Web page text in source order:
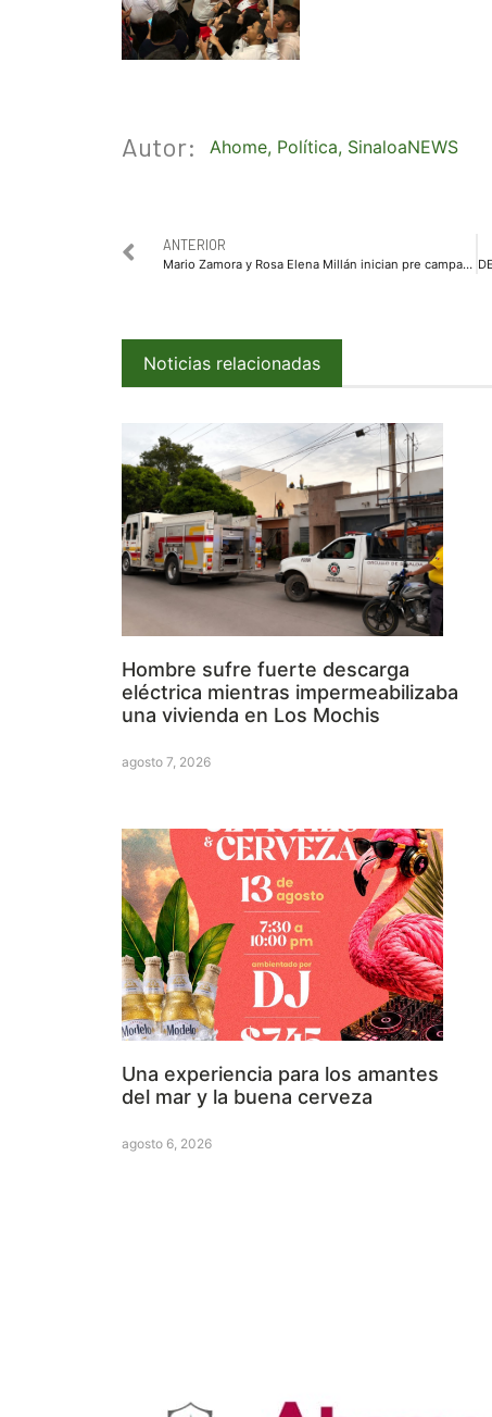
Autor: Ahome, Política, SinaloaNEWS
ANTERIOR
Mario Zamora y Rosa Elena Millán inician pre campaña en Ahome
Noticias relacionadas
Hombre sufre fuerte descarga
eléctrica mientras impermeabilizaba
una vivienda en Los Mochis
agosto 7, 2026
Una experiencia para los amantes
del mar y la buena cerveza
agosto 6, 2026